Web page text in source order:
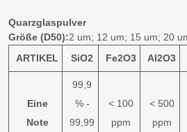
Quarzglaspulver
Größe (D50):2 um; 12 um; 15 um; 20
ARTIKEL
SiO2 Fe2O3 Al2O3
Eine
Note
99,9
% -
99,99
< 100
ppm
< 500
ppm